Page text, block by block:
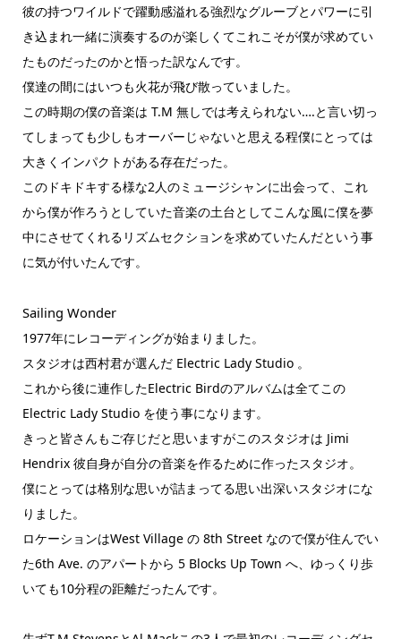
彼の持つワイルドで躍動感溢れる強烈なグルーブとパワーに引
き込まれ一緒に演奏するのが楽しくてこれこそが僕が求めてい
たものだったのかと悟った訳なんです。
僕達の間にはいつも火花が飛び散っていました。
この時期の僕の音楽は T.M 無しでは考えられない….と言い切っ
てしまっても少しもオーバーじゃないと思える程僕にとっては
大きくインパクトがある存在だった。
このドキドキする様な2人のミュージシャンに出会って、これ
から僕が作ろうとしていた音楽の土台としてこんな風に僕を夢
中にさせてくれるリズムセクションを求めていたんだという事
に気が付いたんです。
Sailing Wonder
1977年にレコーディングが始まりました。
スタジオは西村君が選んだ Electric Lady Studio 。
これから後に連作したElectric Birdのアルバムは全てこの
Electric Lady Studio を使う事になります。
きっと皆さんもご存じだと思いますがこのスタジオは Jimi
Hendrix 彼自身が自分の音楽を作るために作ったスタジオ。
僕にとっては格別な思いが詰まってる思い出深いスタジオにな
りました。
ロケーションはWest Village の 8th Street なので僕が住んでい
た6th Ave. のアパートから 5 Blocks Up Town へ、ゆっくり歩
いても10分程の距離だったんです。